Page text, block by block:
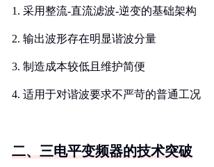
1. 采用整流-直流滤波-逆变的基础架构
2. 输出波形存在明显谐波分量
3. 制造成本较低且维护简便
4. 适用于对谐波要求不严苛的普通工况
二、三电平变频器的技术突破